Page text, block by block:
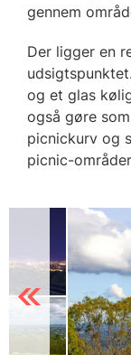
gennem
Der ligger en
og et glas
også gøre
picnickurv og
picnic-
Previous